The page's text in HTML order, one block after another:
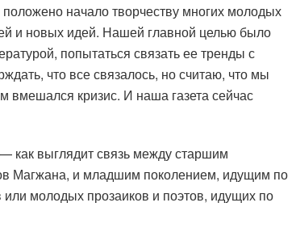
начало творчеству многих молодых
и новых идей. Нашей главной целью было
попытаться связать ее тренды с
что все связалось, но считаю, что мы
вмешался кризис. И наша газета сейчас
как выглядит связь между старшим
Магжана, и младшим поколением, идущим по
молодых прозаиков и поэтов, идущих по